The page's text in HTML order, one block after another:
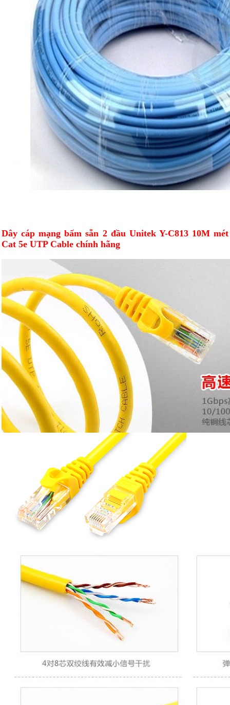
Dây cáp mạng bấm sẵn 2 đầu Unitek Y-C813 10M mét
Cat 5e UTP Cable chính hãng